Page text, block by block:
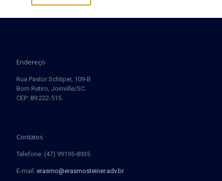
Endereço
Rua Pastor Schliper, 109-B
Bom Retiro, Joinville/SC.
CEP: 89.222-515.
Contatos
Telefone: (47) 99195-8935
E-mail: erasmo@erasmosteiner.adv.br